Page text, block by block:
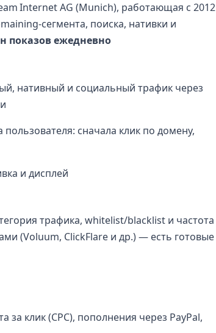
Internet AG (Munich), работающая с 2012
сегмента, поиска, нативки и
показов ежедневно
нативный и социальный трафик через
сначала клик по домену,
и дисплей
трафика, whitelist/blacklist и частота
(Voluum, ClickFlare и др.) — есть готовые
за клик (CPC), пополнения через PayPal,